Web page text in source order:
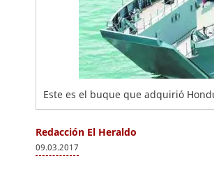
Este es el buque que adquirió
Redacción El Heraldo
09.03.2017